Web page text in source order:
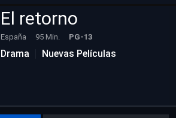
El retorno
España 95 Min. PG-13
Drama Nuevas Películas